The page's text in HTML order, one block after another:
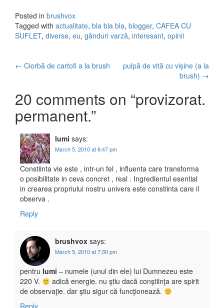
Posted in brushvox
Tagged with actualitate, bla bla bla, blogger, CAFEA CU
SUFLET, diverse, eu, gânduri varză, interesant, opinii
← Ciorbă de cartofi a la brush
pulpă de vită cu vișine (a la
brush) →
20 comments on “provizorat.
permanent.”
lumi says:
March 5, 2010 at 6:47 pm
Constiinta vie este , intr-un fel , influenta care transforma
o posibilitate in ceva concret , real . Ingredientul esential
in crearea propriului nostru univers este constiinta care il
observa .
Reply
brushvox says:
March 5, 2010 at 7:30 pm
pentru lumi – numele (unul din ele) lui Dumnezeu este
220 V.
adică energie. nu ştiu dacă conştiinţa are spirit
de observaţie. dar ştiu sigur că funcţionează.